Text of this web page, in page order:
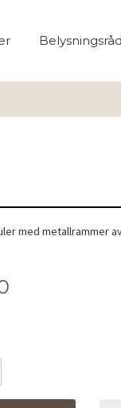
med metallrammer